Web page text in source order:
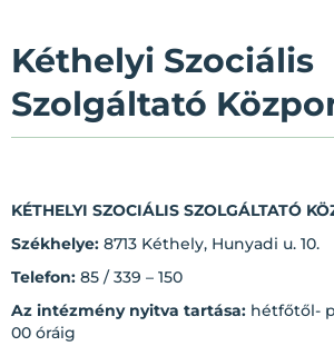
Kéthelyi Szociális
Szolgáltató
KÉTHELYI SZOCIÁLIS SZOLGÁLTATÓ
Székhelye: 8713 Kéthely, Hunyadi u. 10.
Telefon: 85 / 339 – 150
Az intézmény nyitva tartása: hétfőtől-
00 óráig